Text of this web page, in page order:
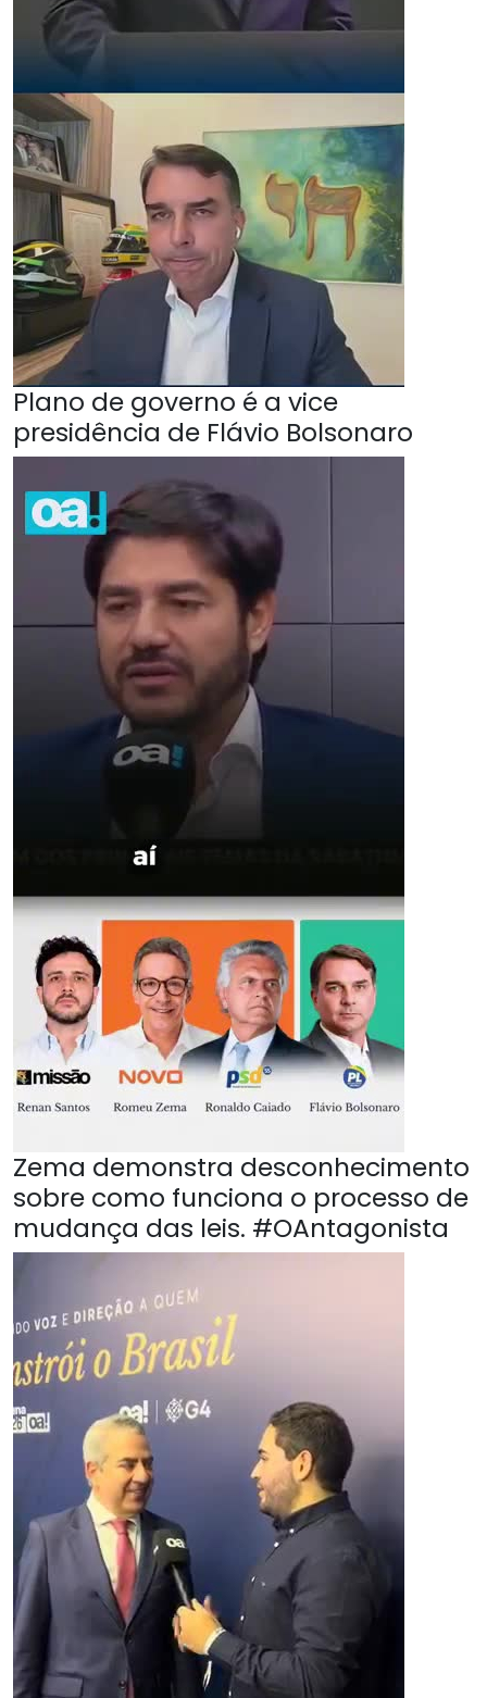
Plano de governo é a vice
presidência de Flávio Bolsonaro
Zema demonstra desconhecimento
sobre como funciona o processo de
mudança das leis. #OAntagonista